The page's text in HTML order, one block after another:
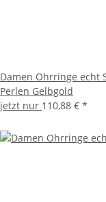
Damen Ohrringe echt
Perlen Gelbgold
jetzt nur 110,88 € *